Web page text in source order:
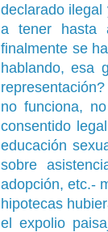
declarado
a tener
finalmente se
hablando, esa
no funciona,
consentido
educación
sobre
adopción, etc.-
hipotecas
el expolio